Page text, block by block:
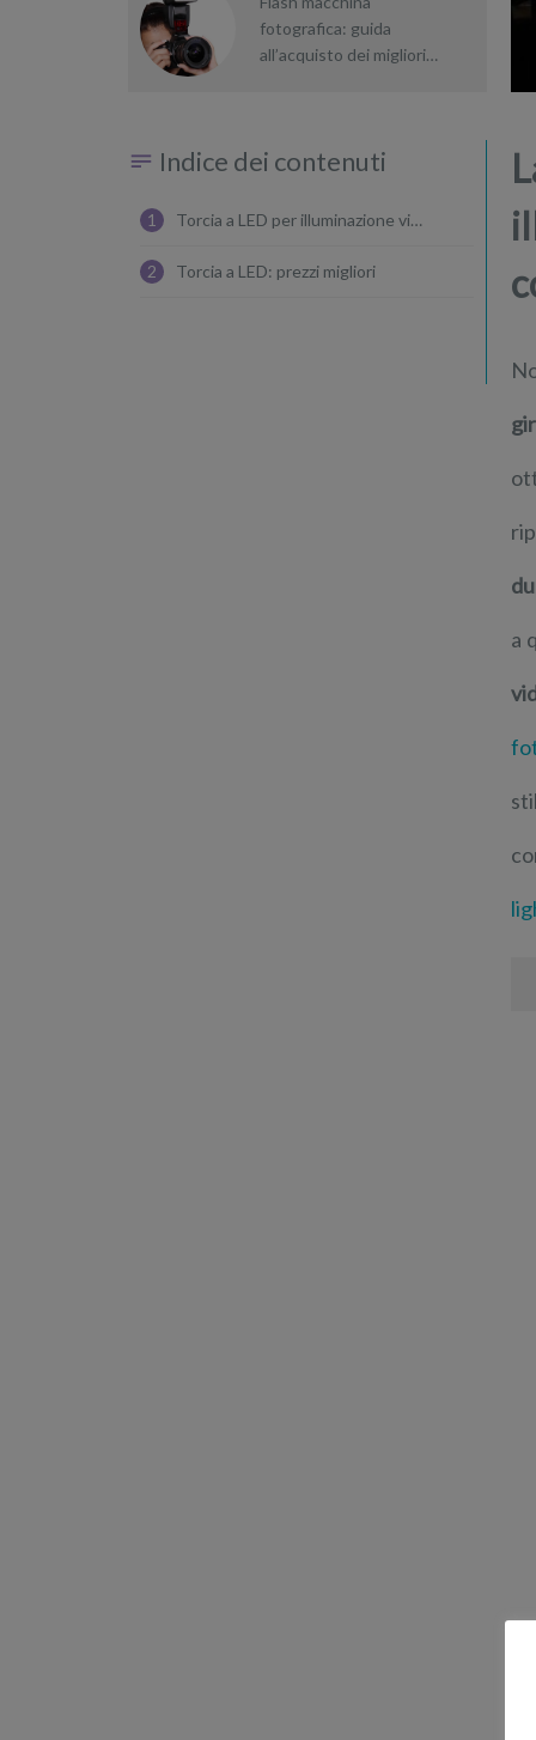
fotografica: guida
all’acquisto dei migliori
Indice dei contenuti
1 Torcia a LED per illuminazione video, indice modelli recensiti
2 Torcia a LED: prezzi migliori
a